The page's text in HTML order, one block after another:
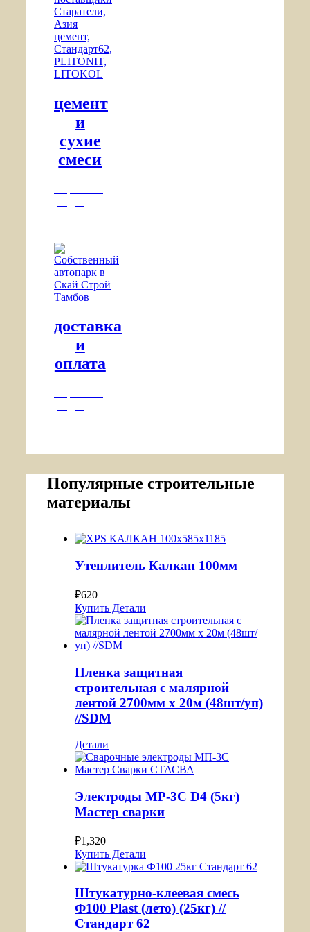
цемент
и
сухие
смеси
доставка
и
оплата
Популярные строительные
материалы
Утеплитель Калкан 100мм
₽620
Купить Детали
Пленка защитная
строительная с малярной
лентой 2700мм х 20м (48шт/уп)
//SDM
Детали
Электроды МР-3С D4 (5кг)
Мастер сварки
₽1,320
Купить Детали
Штукатурно-клеевая смесь
Ф100 Plast (лето) (25кг) //
Стандарт 62